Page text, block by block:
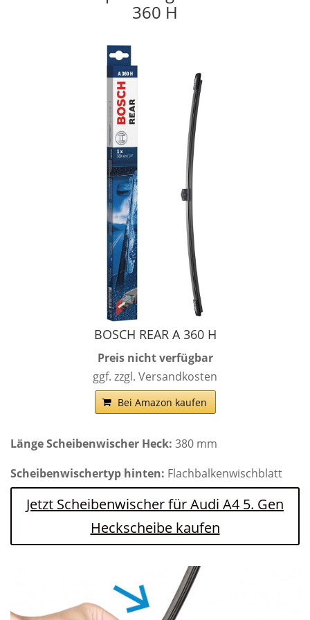
360 H
BOSCH REAR A 360 H
Preis nicht verfügbar
ggf. zzgl. Versandkosten
Bei Amazon kaufen
Länge Scheibenwischer Heck: 380 mm
Scheibenwischertyp hinten: Flachbalkenwischblatt
Jetzt Scheibenwischer für Audi A4 5. Gen
Heckscheibe kaufen